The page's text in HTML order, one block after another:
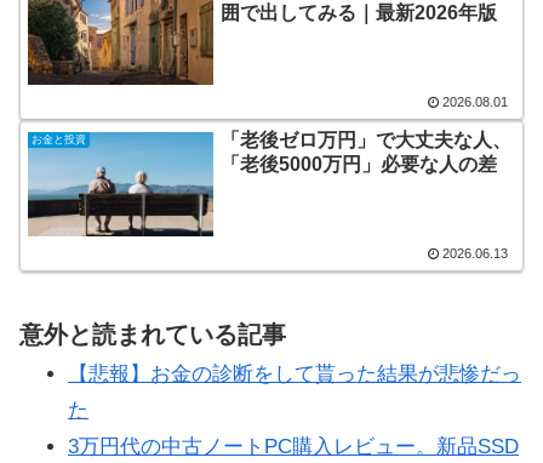
囲で出してみる｜最新2026年版
2026.08.01
お金と投資
「老後ゼロ万円」で大丈夫な人、
「老後5000万円」必要な人の差
2026.06.13
意外と読まれている記事
【悲報】お金の診断をして貰った結果が悲惨だっ
た
3万円代の中古ノートPC購入レビュー。新品SSD